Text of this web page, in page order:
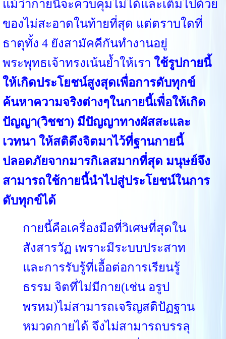
แม้ว่ากายนี้จะควบคุมไม่ได้และเต็มไปด้วย
ของไม่สะอาดในท้ายที่สุด แต่ตราบใดที่
ธาตุทั้ง 4 ยังสามัคคีกันทำงานอยู่
พระพุทธเจ้าทรงเน้นย้ำให้เรา ใช้รูปกายนี้
ให้เกิดประโยชน์สูงสุดเพื่อการดับทุกข์
ค้นหาความจริงต่างๆในกายนี้เพื่อให้เกิด
ปัญญา(วิชชา) มีปัญญาทางผัสสะและ
เวทนา ให้สติดึงจิตมาไว้ที่ฐานกายนี้
ปลอดภัยจากมารกิเลสมากที่สุด มนุษย์จึง
สามารถใช้กายนี้นำไปสู่ประโยชน์ในการ
ดับทุกข์ได้
กายนี้คือเครื่องมือที่วิเศษที่สุดใน
สังสารวัฏ เพราะมีระบบประสาท
และการรับรู้ที่เอื้อต่อการเรียนรู้
ธรรม จิตที่ไม่มีกาย(เช่น อรูป
พรหม)ไม่สามารถเจริญสติปัฏฐาน
หมวดกายได้ จึงไม่สามารถบรรลุ